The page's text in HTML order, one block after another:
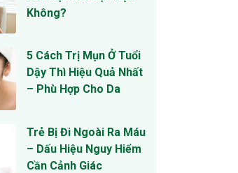
Không?
5 Cách Trị Mụn Ở Tuổi
Dậy Thì Hiệu Quả Nhất
– Phù Hợp Cho Da
Trẻ Bị Đi Ngoài Ra Máu
– Dấu Hiệu Nguy Hiểm
Cần Cảnh Giác